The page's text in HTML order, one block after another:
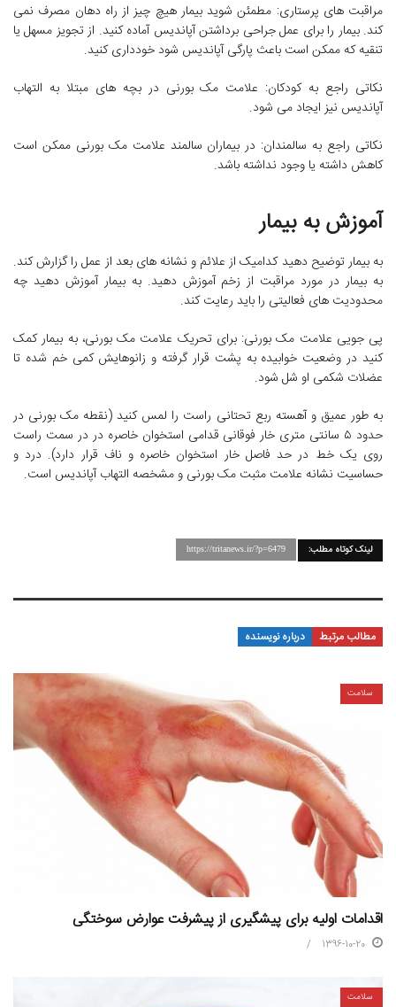
مراقبت های پرستاری: مطمئن شوید بیمار هیچ چیز از راه دهان مصرف نمی
کند. بیمار را برای عمل جراحی برداشتن آپاندیس آماده کنید. از تجویز مسهل یا
تنقیه که ممکن است باعث پارگی آپاندیس شود خودداری کنید.
نکاتی راجع به کودکان: علامت مک بورنی در بچه های مبتلا به التهاب
آپاندیس نیز ایجاد می شود.
نکاتی راجع به سالمندان: در بیماران سالمند علامت مک بورنی ممکن است
کاهش داشته یا وجود نداشته باشد.
آموزش به بیمار
به بیمار توضیح دهید کدامیک از علائم و نشانه های بعد از عمل را گزارش کند.
به بیمار در مورد مراقبت از زخم آموزش دهید. به بیمار آموزش دهید چه
محدودیت های فعالیتی را باید رعایت کند.
پی جویی علامت مک بورنی: برای تحریک علامت مک بورنی، به بیمار کمک
کنید در وضعیت خوابیده به پشت قرار گرفته و زانوهایش کمی خم شده تا
عضلات شکمی او شل شود.
به طور عمیق و آهسته ربع تحتانی راست را لمس کنید (نقطه مک بورنی در
حدود ۵ سانتی متری خار فوقانی قدامی استخوان خاصره در در سمت راست
روی یک خط در حد فاصل خار استخوان خاصره و ناف قرار دارد). درد و
حساسیت نشانه علامت مثبت مک بورنی و مشخصه التهاب آپاندیس است.
لینک کوتاه مطلب: https://tritanews.ir/?p=6479
مطالب مرتبط درباره نویسنده
سلامت
اقدامات اولیه برای پیشگیری از پیشرفت عوارض سوختگی
1396-10-20
سلامت